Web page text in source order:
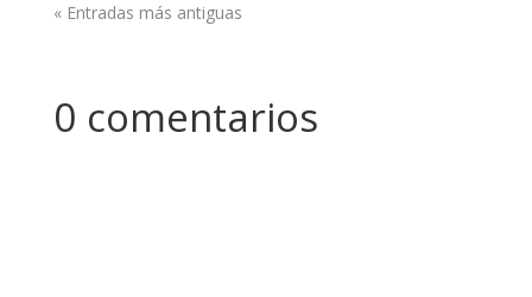
« Entradas más antiguas
0 comentarios